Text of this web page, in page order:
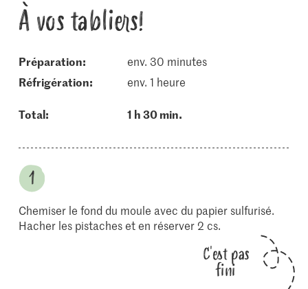
À vos tabliers!
Préparation:
env. 30 minutes
réfrigération:
env. 1 heure
Total: 1 h 30 min.
Chemiser le fond du moule avec du papier sulfurisé.
Hacher les pistaches et en réserver 2 cs.
C'est pas
fini